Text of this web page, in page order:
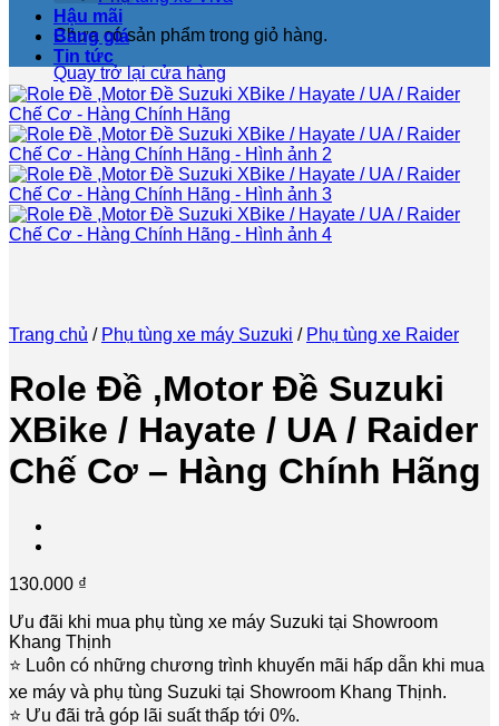
Chưa có sản phẩm trong giỏ hàng.
Quay trở lại cửa hàng
Hậu mãi
Bảng giá
Tin tức
Trang chủ / Phụ tùng xe máy Suzuki / Phụ tùng xe Raider
Role Đề ,Motor Đề Suzuki
XBike / Hayate / UA / Raider
Chế Cơ – Hàng Chính Hãng
130.000 ₫
Ưu đãi khi mua phụ tùng xe máy Suzuki tại Showroom
Khang Thịnh
⭐️ Luôn có những chương trình khuyến mãi hấp dẫn khi mua
xe máy và phụ tùng Suzuki tại Showroom Khang Thịnh.
⭐️ Ưu đãi trả góp lãi suất thấp tới 0%.